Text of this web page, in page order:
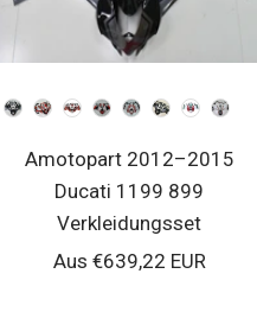
Farbe
Amotopart 2012–2015
Ducati 1199 899
Verkleidungsset
Verkaufspreis
Aus €639,22 EUR